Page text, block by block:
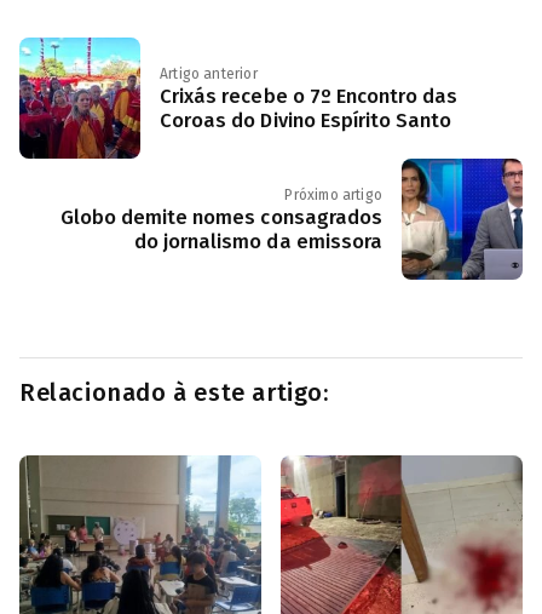
Artigo anterior
Crixás recebe o 7º Encontro das
Coroas do Divino Espírito Santo
Próximo artigo
Globo demite nomes consagrados
do jornalismo da emissora
Relacionado à este artigo: